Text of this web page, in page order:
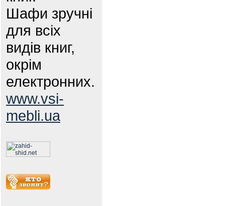
Шафи зручні
для всіх
видів книг,
окрім
електронних.
www.vsi-
mebli.ua